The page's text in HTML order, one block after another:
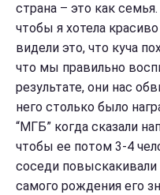
страна – это как
чтобы я хотела
видели это, что куча
что мы правильно
результате, они нас
него столько было
“МГБ” когда сказали
чтобы ее потом 3-4
соседи
самого рождения его